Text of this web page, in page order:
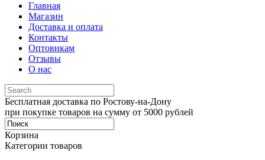
Главная
Магазин
Доставка и оплата
Контакты
Оптовикам
Отзывы
О нас
Бесплатная доставка по Ростову-на-Дону
при покупке товаров на сумму от 5000 рублей
Корзина
Категории товаров